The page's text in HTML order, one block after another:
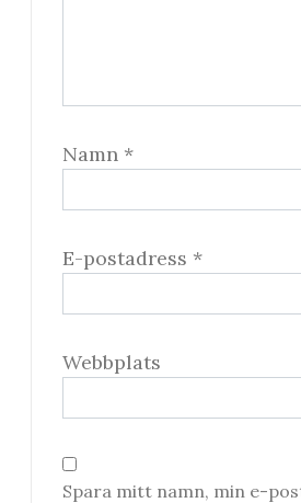
Namn *
E-postadress *
Webbplats
Spara mitt namn, min e-